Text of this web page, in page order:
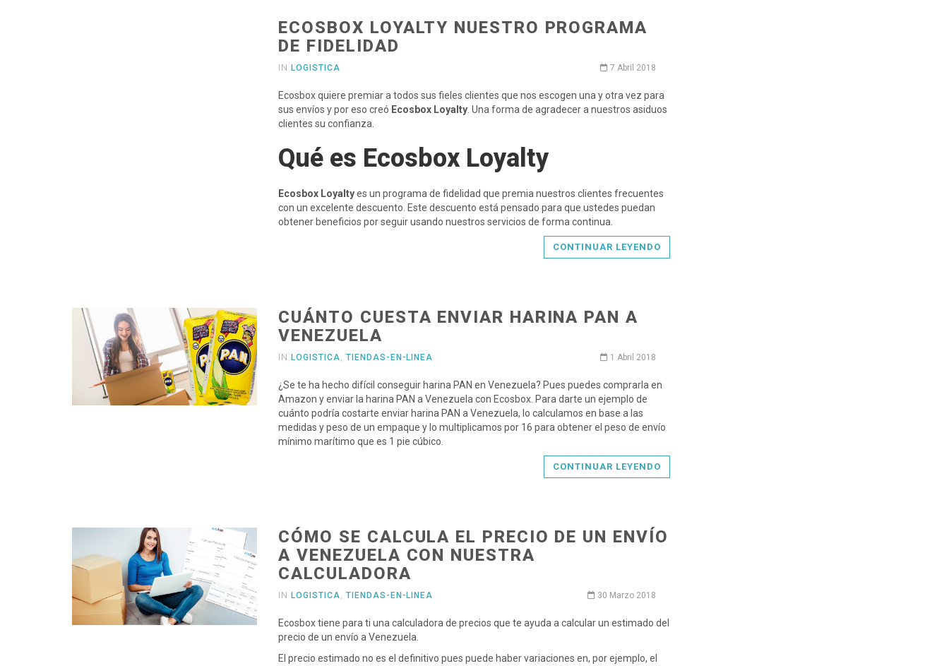
ECOSBOX LOYALTY NUESTRO PROGRAMA
DE FIDELIDAD
IN LOGISTICA 7 Abril 2018
Ecosbox quiere premiar a todos sus fieles clientes que nos escogen una y otra vez para
sus envíos y por eso creó Ecosbox Loyalty . Una forma de agradecer a nuestros asiduos
clientes su confianza.
Qué es Ecosbox Loyalty
Ecosbox Loyaltyes un programa de fidelidad que premia nuestros clientes frecuentes
con un excelente descuento. Este descuento está pensado para que ustedes puedan
obtener beneficios por seguir usando nuestros servicios de forma continua.
CONTINUAR LEYENDO
CUÁNTO CUESTA ENVIAR HARINA PAN A
VENEZUELA
IN LOGISTICA, TIENDAS-EN-LINEA 1 Abril 2018
¿Se te ha hecho difícil conseguir harina PAN en Venezuela? Pues puedes comprarla en
Amazon y enviar la harina PAN a Venezuela con Ecosbox. Para darte un ejemplo de
cuánto podría costarte enviar harina PAN a Venezuela, lo calculamos en base a las
medidas y peso de un empaque y lo multiplicamos por 16 para obtener el peso de envío
mínimo marítimo que es 1 pie cúbico.
CONTINUAR LEYENDO
CÓMO SE CALCULA EL PRECIO DE UN ENVÍO
A VENEZUELA CON NUESTRA
CALCULADORA
IN LOGISTICA, TIENDAS-EN-LINEA 30 Marzo 2018
Ecosbox tiene para ti una calculadora de precios que te ayuda a calcular un estimado del
precio de un envío a Venezuela.
El precio estimado no es el definitivo pues puede haber variaciones en, por ejemplo, el